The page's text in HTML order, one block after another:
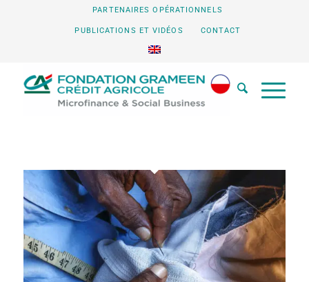
PARTENAIRES OPÉRATIONNELS
PUBLICATIONS ET VIDÉOS CONTACT